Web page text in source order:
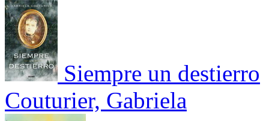
Siempre un destierro
Couturier, Gabriela